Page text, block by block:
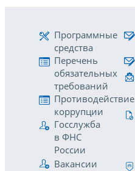
Программные
средства
Перечень
обязательных
требований
Противодействие
коррупции
Госслужба
в ФНС
России
Вакансии